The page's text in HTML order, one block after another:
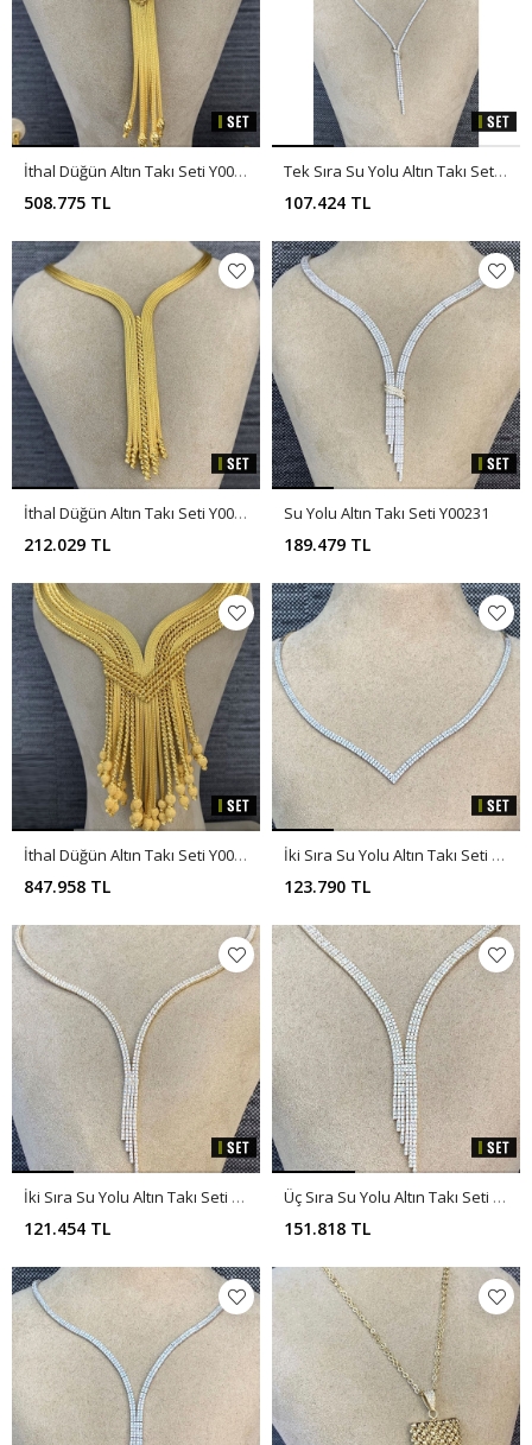
İthal Düğün Altın Takı Seti Y00236
508.775 TL
Tek Sıra Su Yolu Altın Takı Set Y00233
107.424 TL
İthal Düğün Altın Takı Seti Y00235
212.029 TL
Su Yolu Altın Takı Seti Y00231
189.479 TL
İthal Düğün Altın Takı Seti Y00230
847.958 TL
İki Sıra Su Yolu Altın Takı Seti Y00387
123.790 TL
İki Sıra Su Yolu Altın Takı Seti Y00379
121.454 TL
Üç Sıra Su Yolu Altın Takı Seti Y00386
151.818 TL